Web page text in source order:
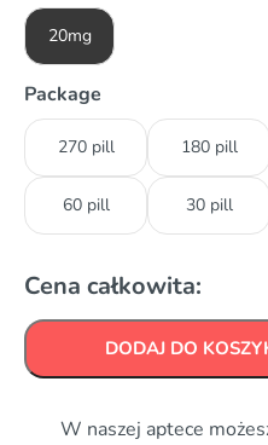
20mg
Package
270 pill 180 pill
60 pill 30 pill
Cena całkowita:
DODAJ DO
W naszej aptece